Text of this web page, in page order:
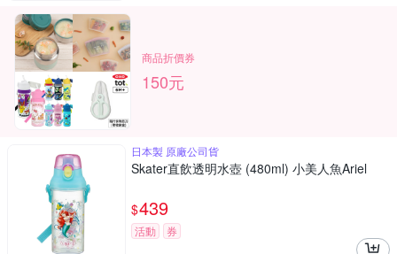
商品折價券
150元
日本製 原廠公司貨
Skater直飲透明水壺 (480ml) 小美人魚Ariel
$439
活動 券